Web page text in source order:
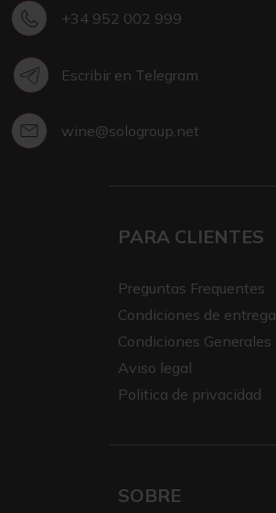
+34 952 002 999
Escribir en Telegram
wine@sologroup.net
PARA CLIENTES
Preguntas Frequentes
Condiciones de entrega
Condiciones Generales
Aviso legal
Politica de privacidad
SOBRE